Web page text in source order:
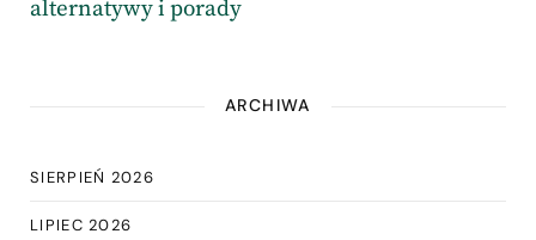
alternatywy i porady
ARCHIWA
SIERPIEŃ 2026
LIPIEC 2026